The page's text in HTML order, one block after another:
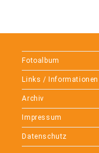
Fotoalbum
Links / Informationen
Archiv
Impressum
Datenschutz